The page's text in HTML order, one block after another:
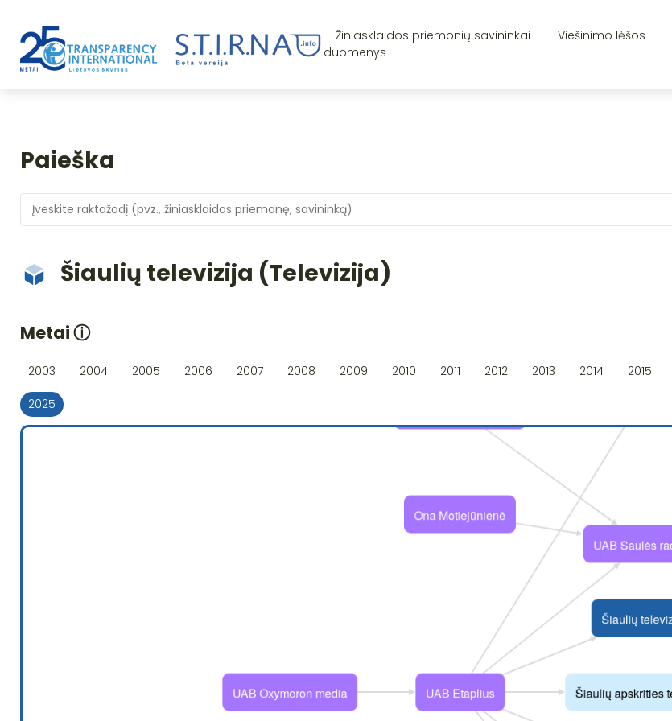
Žiniasklaidos priemonių savininkai Viešinimo lėšos
duomenys
Paieška
Šiaulių televizija (Televizija)
Metaiⓘ
2003 2004 2005 2006 2007 2008 2009 2010 2011 2012 2013 2014 2015
2025